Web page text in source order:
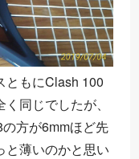
ともにClash 100
同じでしたが、
方が6mmほど先
と薄いのかと思い